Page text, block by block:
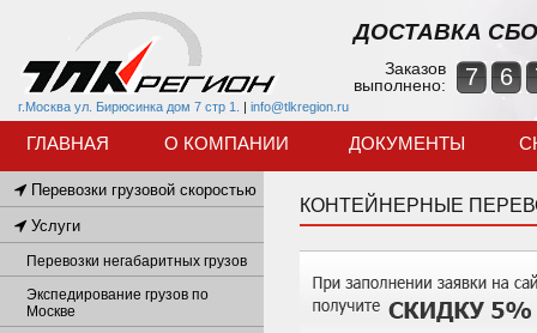
г.Москва ул. Бирюсинка дом 7 стр 1. | info@tlkregion.ru
ДОСТАВКА
Заказов
выполнено:
7 6
ГЛАВНАЯ О КОМПАНИИ ДОКУМЕНТЫ
КОНТЕЙНЕРНЫЕ
Перевозки грузовой скоростью
Услуги
Перевозки негабаритных грузов
Экспедирование грузов по
Москве